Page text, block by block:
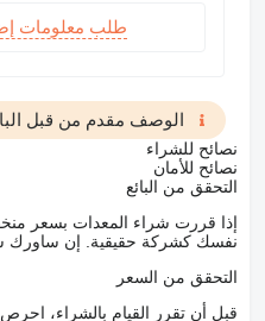
طلب معلومات
الوصف مقدم من قبل
نصائح للشراء
نصائح للأمان
التحقق من البائع
إذا قررت شراء المعدات بسعر
نفسك كشركة حقيقية. إن ساورك
التحقق من السعر
قبل أن تقرر القيام بالشراء،